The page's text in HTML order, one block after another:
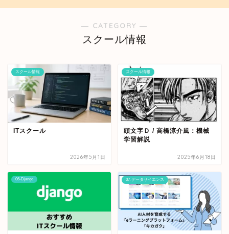
― CATEGORY ―
スクール情報
スクール情報
ITスクール
2026年5月1日
スクール情報
頭文字Ｄ / 高橋涼介風：機械
学習解説
2025年6月18日
06-Django 07-データサイエンス